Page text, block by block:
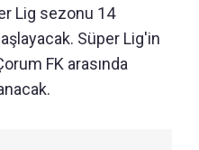
Lig sezonu 14
Süper Lig'in
FK arasında